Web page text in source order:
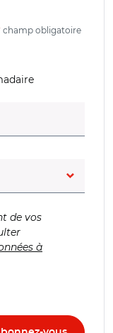
champ obligatoire
de vos
à